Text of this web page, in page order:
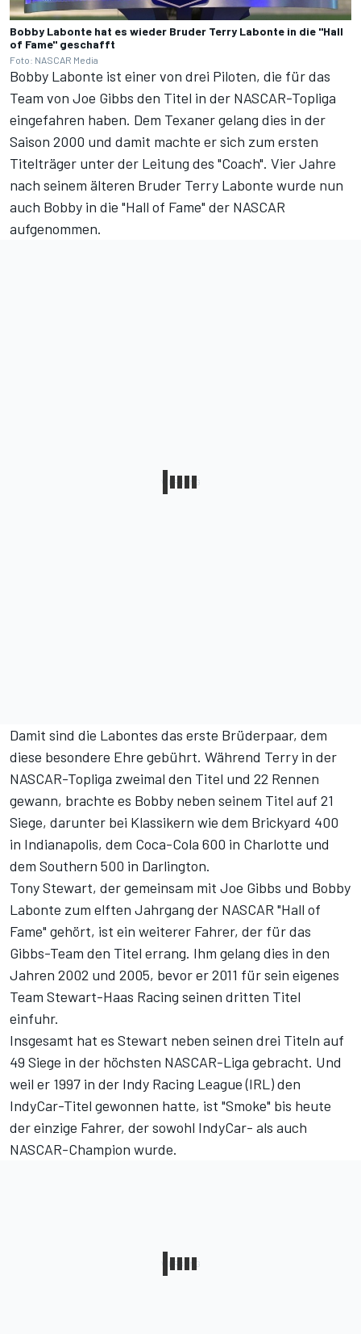
Bobby Labonte hat es wieder Bruder Terry Labonte in die "Hall
of Fame" geschafft
Foto: NASCAR Media
Bobby Labonte ist einer von drei Piloten, die für das
Team von Joe Gibbs den Titel in der NASCAR-Topliga
eingefahren haben. Dem Texaner gelang dies in der
Saison 2000 und damit machte er sich zum ersten
Titelträger unter der Leitung des "Coach". Vier Jahre
nach seinem älteren Bruder Terry Labonte wurde nun
auch Bobby in die "Hall of Fame" der NASCAR
aufgenommen.
Damit sind die Labontes das erste Brüderpaar, dem
diese besondere Ehre gebührt. Während Terry in der
NASCAR-Topliga zweimal den Titel und 22 Rennen
gewann, brachte es Bobby neben seinem Titel auf 21
Siege, darunter bei Klassikern wie dem Brickyard 400
in Indianapolis, dem Coca-Cola 600 in Charlotte und
dem Southern 500 in Darlington.
Tony Stewart, der gemeinsam mit Joe Gibbs und Bobby
Labonte zum elften Jahrgang der NASCAR "Hall of
Fame" gehört, ist ein weiterer Fahrer, der für das
Gibbs-Team den Titel errang. Ihm gelang dies in den
Jahren 2002 und 2005, bevor er 2011 für sein eigenes
Team Stewart-Haas Racing seinen dritten Titel
einfuhr.
Insgesamt hat es Stewart neben seinen drei Titeln auf
49 Siege in der höchsten NASCAR-Liga gebracht. Und
weil er 1997 in der Indy Racing League (IRL) den
IndyCar-Titel gewonnen hatte, ist "Smoke" bis heute
der einzige Fahrer, der sowohl IndyCar- als auch
NASCAR-Champion wurde.